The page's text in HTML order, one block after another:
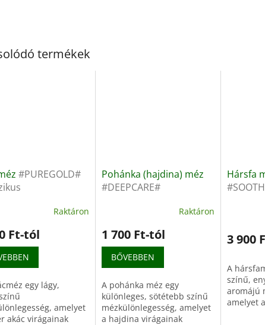
termékek
#PUREGOLD#
Raktáron
Ft-tól
egy lágy,
amelyet
akác virágainak
Pohánka (hajdina) méz
#DEEPCARE#
mézkülönlegességRaktáron
1 700 Ft-tól
BŐVEBBEN
A pohánka méz egy
különleges, sötétebb színű
mézkülönlegesség, amelyet
a hajdina virágainak
Hársfa
3 900
A
színű,
aromájú
amelyet